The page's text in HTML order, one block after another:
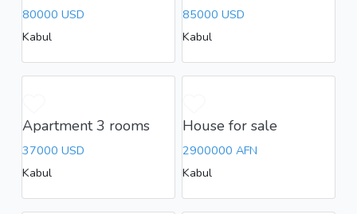
80000 USD
Kabul
85000 USD
Kabul
Apartment 3 rooms
37000 USD
Kabul
House for sale
2900000 AFN
Kabul